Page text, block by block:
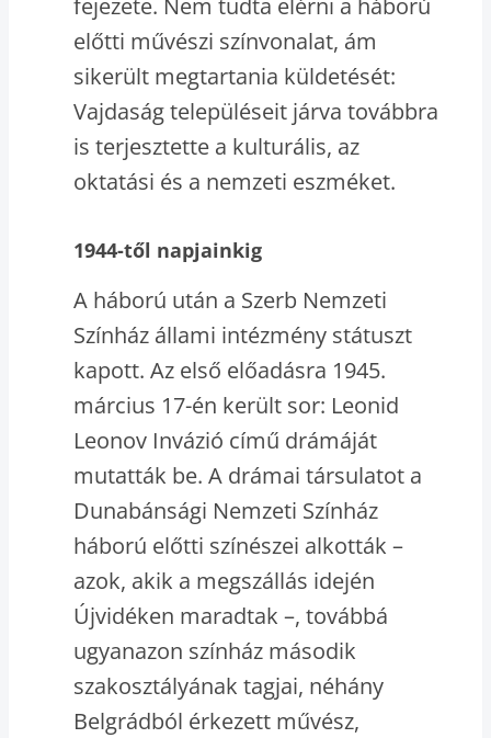
fejezete. Nem tudta elérni a háború
előtti művészi színvonalat, ám
sikerült megtartania küldetését:
Vajdaság településeit járva továbbra
is terjesztette a kulturális, az
oktatási és a nemzeti eszméket.
1944-től napjainkig
A háború után a Szerb Nemzeti
Színház állami intézmény státuszt
kapott. Az első előadásra 1945.
március 17-én került sor: Leonid
Leonov Invázió című drámáját
mutatták be. A drámai társulatot a
Dunabánsági Nemzeti Színház
háború előtti színészei alkották –
azok, akik a megszállás idején
Újvidéken maradtak –, továbbá
ugyanazon színház második
szakosztályának tagjai, néhány
Belgrádból érkezett művész,